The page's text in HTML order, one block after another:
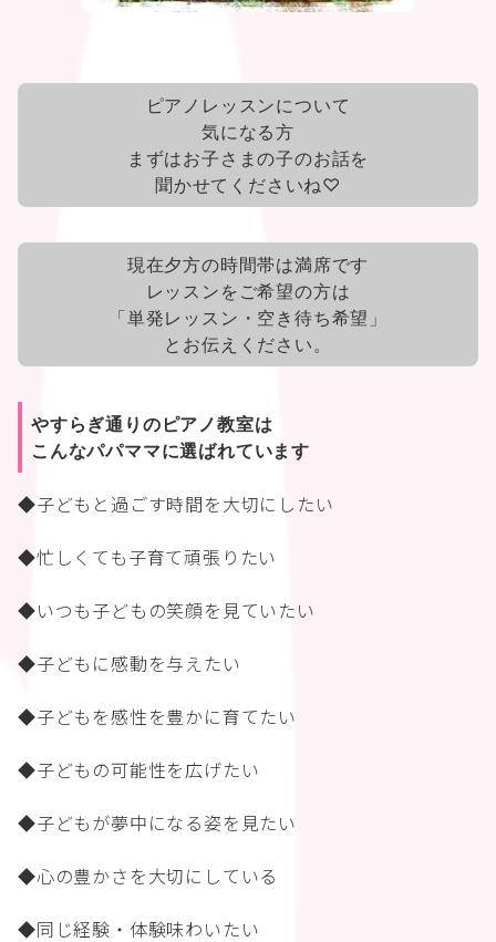
ピアノレッスンについて
気になる方
まずはお子さまの子のお話を
聞かせてくださいね♡
現在夕方の時間帯は満席です
レッスンをご希望の方は
「単発レッスン・空き待ち希望」
とお伝えください。
やすらぎ通りのピアノ教室は
こんなパパママに選ばれています
◆子どもと過ごす時間を大切にしたい
◆忙しくても子育て頑張りたい
◆いつも子どもの笑顔を見ていたい
◆子どもに感動を与えたい
◆子どもを感性を豊かに育てたい
◆子どもの可能性を広げたい
◆子どもが夢中になる姿を見たい
◆心の豊かさを大切にしている
◆同じ経験・体験味わいたい